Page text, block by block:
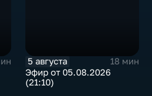
5 августа
18 мин
Эфир от 05.08.2026
(21:10)